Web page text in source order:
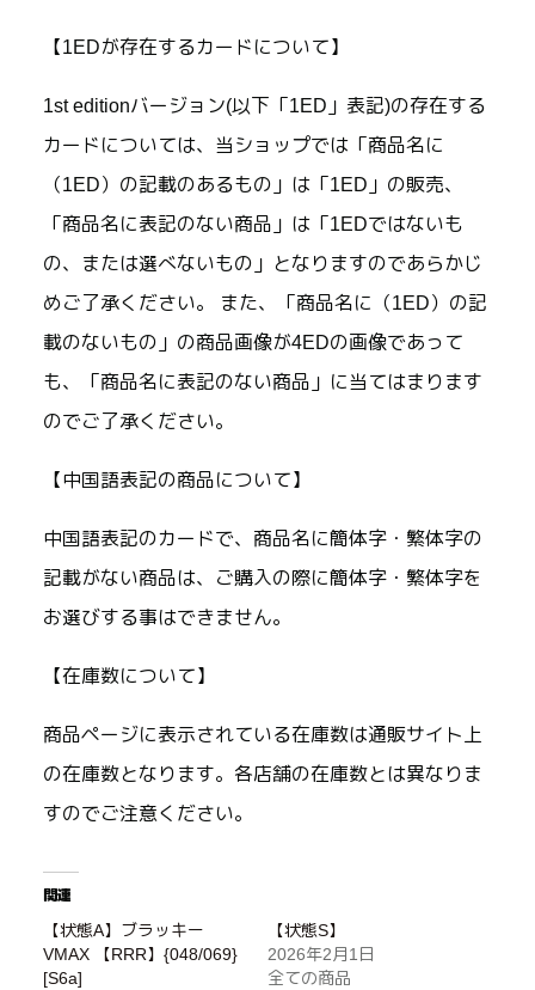
【1EDが存在するカードについて】
1st editionバージョン(以下「1ED」表記)の存在する
カードについては、当ショップでは「商品名に
（1ED）の記載のあるもの」は「1ED」の販売、
「商品名に表記のない商品」は「1EDではないも
の、または選べないもの」となりますのであらかじ
めご了承ください。 また、「商品名に（1ED）の記
載のないもの」の商品画像が4EDの画像であって
も、「商品名に表記のない商品」に当てはまります
のでご了承ください。
【中国語表記の商品について】
中国語表記のカードで、商品名に簡体字・繁体字の
記載がない商品は、ご購入の際に簡体字・繁体字を
お選びする事はできません。
【在庫数について】
商品ページに表示されている在庫数は通販サイト上
の在庫数となります。各店舗の在庫数とは異なりま
すのでご注意ください。
関連
【状態A】ブラッキー
VMAX 【RRR】{048/069}
[S6a]
【状態S】
2026年2月1日
全ての商品